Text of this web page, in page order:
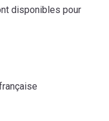
disponibles pour